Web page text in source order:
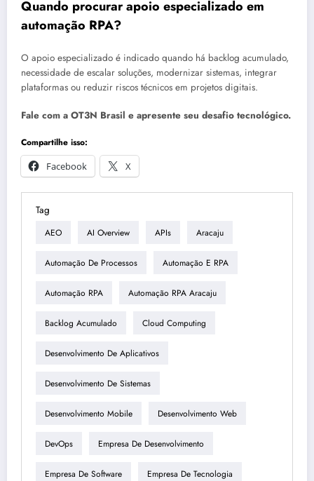
Quando procurar apoio especializado em
automação RPA?
O apoio especializado é indicado quando há backlog acumulado,
necessidade de escalar soluções, modernizar sistemas, integrar
plataformas ou reduzir riscos técnicos em projetos digitais.
Fale com a OT3N Brasil e apresente seu desafio tecnológico.
Compartilhe isso:
Facebook
X
Tag
AEO AI Overview APIs Aracaju
Automação De Processos Automação E RPA
Automação RPA Automação RPA Aracaju
Backlog Acumulado Cloud Computing
Desenvolvimento De Aplicativos
Desenvolvimento De Sistemas
Desenvolvimento Mobile Desenvolvimento Web
DevOps Empresa De Desenvolvimento
Empresa De Software Empresa De Tecnologia